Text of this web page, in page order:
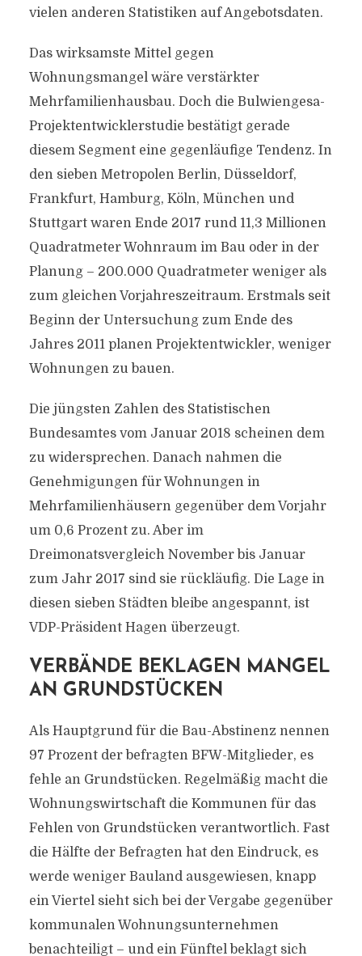
vielen anderen Statistiken auf Angebotsdaten.
Das wirksamste Mittel gegen
Wohnungsmangel wäre verstärkter
Mehrfamilienhausbau. Doch die Bulwiengesa-
Projektentwicklerstudie bestätigt gerade
diesem Segment eine gegenläufige Tendenz. In
den sieben Metropolen Berlin, Düsseldorf,
Frankfurt, Hamburg, Köln, München und
Stuttgart waren Ende 2017 rund 11,3 Millionen
Quadratmeter Wohnraum im Bau oder in der
Planung – 200.000 Quadratmeter weniger als
zum gleichen Vorjahreszeitraum. Erstmals seit
Beginn der Untersuchung zum Ende des
Jahres 2011 planen Projektentwickler, weniger
Wohnungen zu bauen.
Die jüngsten Zahlen des Statistischen
Bundesamtes vom Januar 2018 scheinen dem
zu widersprechen. Danach nahmen die
Genehmigungen für Wohnungen in
Mehrfamilienhäusern gegenüber dem Vorjahr
um 0,6 Prozent zu. Aber im
Dreimonatsvergleich November bis Januar
zum Jahr 2017 sind sie rückläufig. Die Lage in
diesen sieben Städten bleibe angespannt, ist
VDP-Präsident Hagen überzeugt.
VERBÄNDE BEKLAGEN MANGEL
AN GRUNDSTÜCKEN
Als Hauptgrund für die Bau-Abstinenz nennen
97 Prozent der befragten BFW-Mitglieder, es
fehle an Grundstücken. Regelmäßig macht die
Wohnungswirtschaft die Kommunen für das
Fehlen von Grundstücken verantwortlich. Fast
die Hälfte der Befragten hat den Eindruck, es
werde weniger Bauland ausgewiesen, knapp
ein Viertel sieht sich bei der Vergabe gegenüber
kommunalen Wohnungsunternehmen
benachteiligt – und ein Fünftel beklagt sich